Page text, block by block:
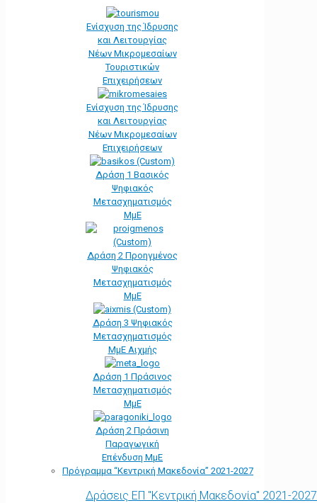
Ενίσχυση της Ίδρυσης
και Λειτουργίας
Νέων Μικρομεσαίων
Τουριστικών
Επιχειρήσεων
Ενίσχυση της Ίδρυσης
και Λειτουργίας
Νέων Μικρομεσαίων
Επιχειρήσεων
Δράση 1 Βασικός
Ψηφιακός
Μετασχηματισμός
ΜμΕ
Δράση 2 Προηγμένος
Ψηφιακός
Μετασχηματισμός
ΜμΕ
Δράση 3 Ψηφιακός
Μετασχηματισμός
ΜμΕ Αιχμής
Δράση 1 Πράσινος
Μετασχηματισμός
ΜμΕ
Δράση 2 Πράσινη
Παραγωγική
Επένδυση ΜμΕ
Πρόγραμμα “Κεντρική Μακεδονία” 2021-2027
Δράσεις ΕΠ "Κεντρική Μακεδονία" 2021-2027